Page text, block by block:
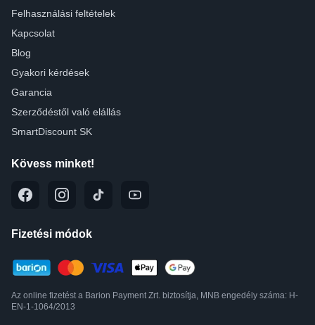
Felhasználási feltételek
Kapcsolat
Blog
Gyakori kérdések
Garancia
Szerződéstől való elállás
SmartDiscount SK
Kövess minket!
Fizetési módok
Az online fizetést a Barion Payment Zrt. biztosítja, MNB engedély száma: H-
EN-1-1064/2013